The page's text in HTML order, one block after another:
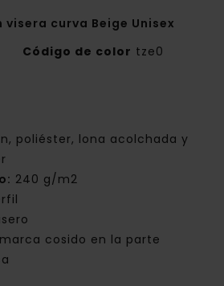
curva Beige Unisex
Código de color tze0
poliéster, lona acolchada y
240 g/m2
cosido en la parte